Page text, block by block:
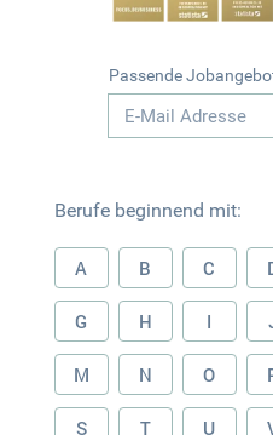
Passende
Berufe beginnend mit:
A B C
G H I
M N O
S T U